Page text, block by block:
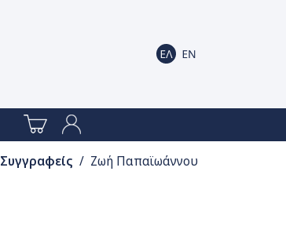
Συγγραφείς / Ζωή Παπαϊωάννου